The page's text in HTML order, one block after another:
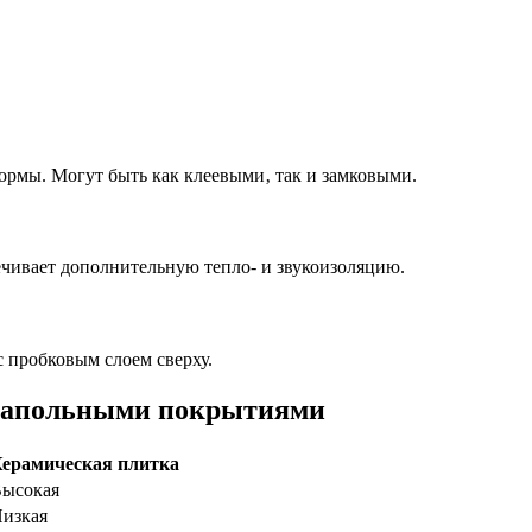
Могут быть как клеевыми‚ так и замковыми.
дополнительную тепло- и звукоизоляцию.
слоем сверху.
покрытиями
плитка